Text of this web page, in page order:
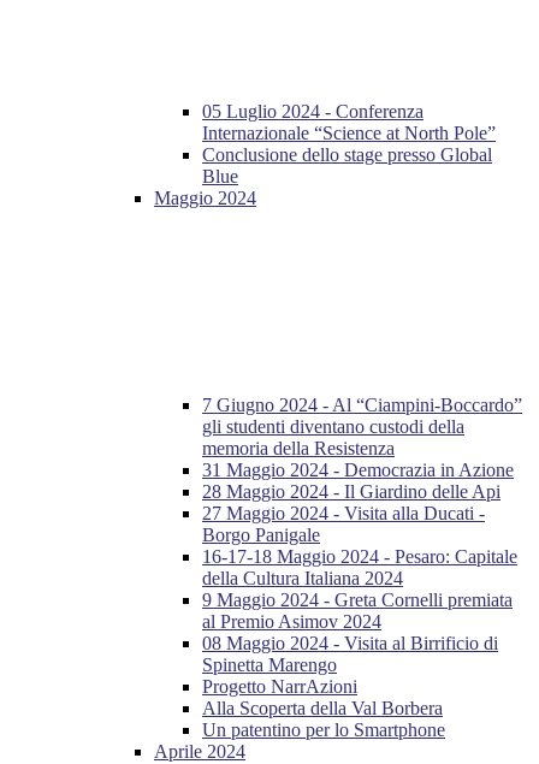
05 Luglio 2024 - Conferenza
Internazionale “Science at North Pole”
Conclusione dello stage presso Global
Blue
Maggio 2024
7 Giugno 2024 - Al “Ciampini-Boccardo”
gli studenti diventano custodi della
memoria della Resistenza
31 Maggio 2024 - Democrazia in Azione
28 Maggio 2024 - Il Giardino delle Api
27 Maggio 2024 - Visita alla Ducati -
Borgo Panigale
16-17-18 Maggio 2024 - Pesaro: Capitale
della Cultura Italiana 2024
9 Maggio 2024 - Greta Cornelli premiata
al Premio Asimov 2024
08 Maggio 2024 - Visita al Birrificio di
Spinetta Marengo
Progetto NarrAzioni
Alla Scoperta della Val Borbera
Un patentino per lo Smartphone
Aprile 2024